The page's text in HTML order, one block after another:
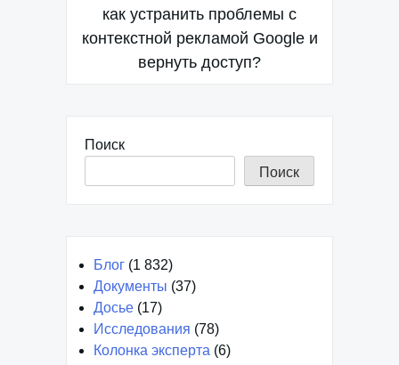
записям
как устранить проблемы с
контекстной рекламой Google и
вернуть доступ?
Поиск
Поиск
Блог (1 832)
Документы (37)
Досье (17)
Исследования (78)
Колонка эксперта (6)